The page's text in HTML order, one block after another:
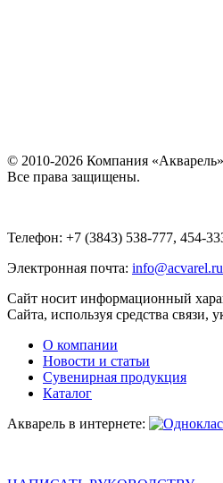
© 2010-2026 Компания
Все права защищены.
Телефон: +7 (3843) 538-777, 454-
Электронная почта: info@acvarel.ru
Сайт носит информационный
Сайта, используя средства связи,
О компании
Новости и статьи
Сувенирная продукция
Каталог
Акварель в интернете: